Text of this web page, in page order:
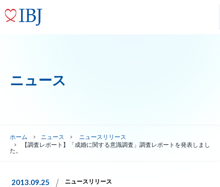
ニュース
ホーム ニュース
ニュースリリース
【調査レポート】「成婚に関する意識調査」調査レポートを発表しまし
た。
2013.09.25 ニュースリリース